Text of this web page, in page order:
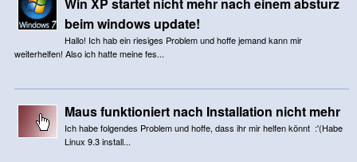
beim windows update!
Hallo! Ich hab ein riesiges Problem und hoffe jemand kann mir
weiterhelfen! Also ich hatte meine fes...
Maus funktioniert nach Installation nicht mehr
Ich habe folgendes Problem und hoffe, dass ihr mir helfen könnt :'(Habe
Linux 9.3 install...